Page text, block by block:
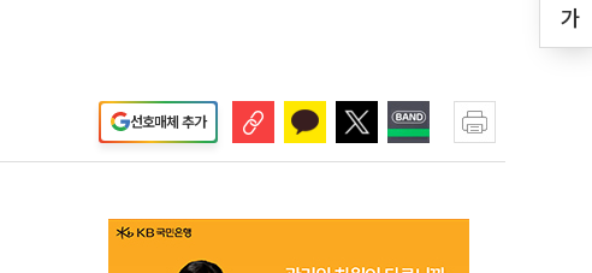
가
선호매체 추가